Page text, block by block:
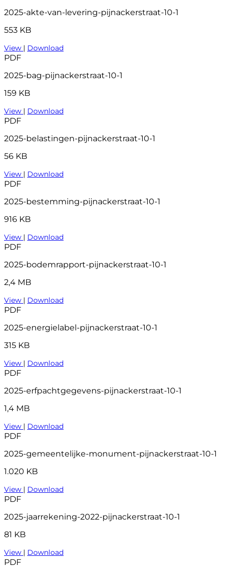
2025-akte-van-levering-pijnackerstraat-10-1
553 KB
View | Download
PDF
2025-bag-pijnackerstraat-10-1
159 KB
View | Download
PDF
2025-belastingen-pijnackerstraat-10-1
56 KB
View | Download
PDF
2025-bestemming-pijnackerstraat-10-1
916 KB
View | Download
PDF
2025-bodemrapport-pijnackerstraat-10-1
2,4 MB
View | Download
PDF
2025-energielabel-pijnackerstraat-10-1
315 KB
View | Download
PDF
2025-erfpachtgegevens-pijnackerstraat-10-1
1,4 MB
View | Download
PDF
2025-gemeentelijke-monument-pijnackerstraat-10-1
1.020 KB
View | Download
PDF
2025-jaarrekening-2022-pijnackerstraat-10-1
81 KB
View | Download
PDF